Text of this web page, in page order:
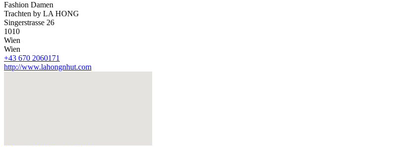
Fashion Damen
Trachten by LA HONG
Singerstrasse 26
1010
Wien
Wien
+43 670 2060171
http://www.lahongnhut.com